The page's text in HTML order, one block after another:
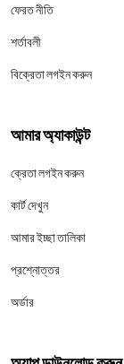
ফেরত নীতি
শর্তাবলী
বিক্রেতা লগইন করুন
আমার অ্যাকাউন্ট
ক্রেতা লগইন করুন
কার্ট দেখুন
আমার ইচ্ছা তালিকা
প্রশ্নোত্তর
অর্ডার